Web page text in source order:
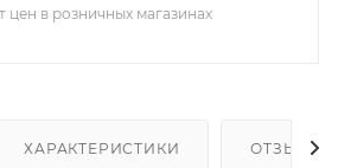
цен в розничных магазинах
ХАРАКТЕРИСТИКИ ОТЗЫВЫ